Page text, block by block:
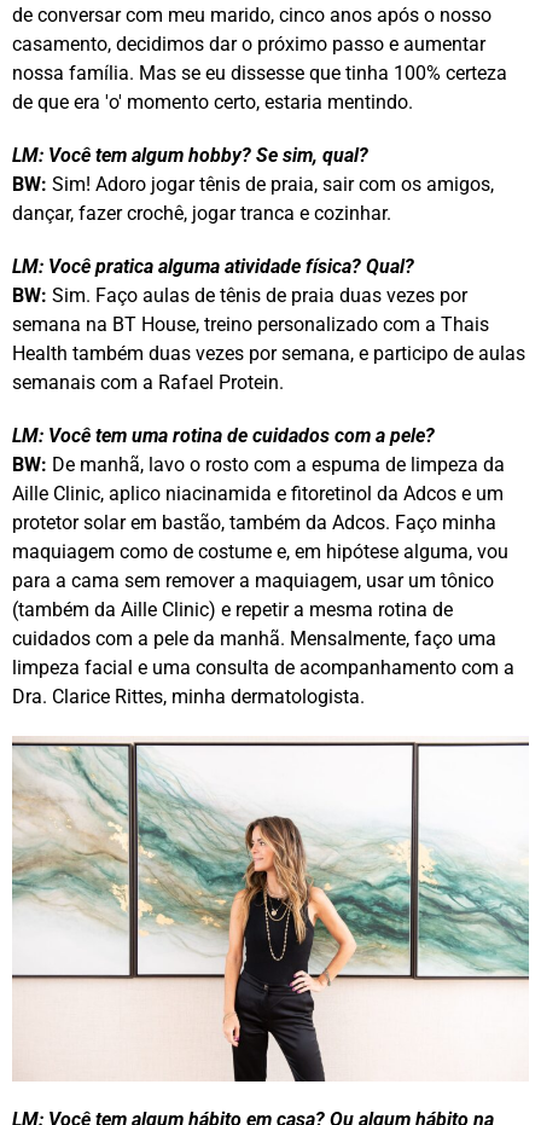
de conversar com meu marido, cinco anos após o nosso
casamento, decidimos dar o próximo passo e aumentar
nossa família. Mas se eu dissesse que tinha 100% certeza
de que era 'o' momento certo, estaria mentindo.
LM: Você tem algum hobby? Se sim, qual?
BW: Sim! Adoro jogar tênis de praia, sair com os amigos,
dançar, fazer crochê, jogar tranca e cozinhar.
LM: Você pratica alguma atividade física? Qual?
BW: Sim. Faço aulas de tênis de praia duas vezes por
semana na BT House, treino personalizado com a Thais
Health também duas vezes por semana, e participo de aulas
semanais com a Rafael Protein.
LM: Você tem uma rotina de cuidados com a pele?
BW: De manhã, lavo o rosto com a espuma de limpeza da
Aille Clinic, aplico niacinamida e fitoretinol da Adcos e um
protetor solar em bastão, também da Adcos. Faço minha
maquiagem como de costume e, em hipótese alguma, vou
para a cama sem remover a maquiagem, usar um tônico
(também da Aille Clinic) e repetir a mesma rotina de
cuidados com a pele da manhã. Mensalmente, faço uma
limpeza facial e uma consulta de acompanhamento com a
Dra. Clarice Rittes, minha dermatologista.
LM: Você tem algum hábito em casa? Ou algum hábito na